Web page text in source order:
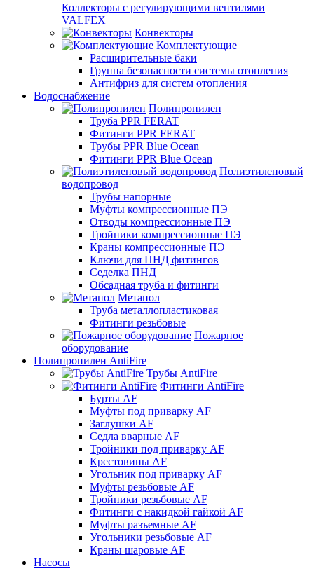
Коллекторы с регулирующими вентилями
VALFEX
Конвекторы
Комплектующие
Расширительные баки
Группа безопасности системы отопления
Антифриз для систем отопления
Водоснабжение
Полипропилен
Труба PPR FERAT
Фитинги PPR FERAT
Трубы PPR Blue Ocean
Фитинги PPR Blue Ocean
Полиэтиленовый
водопровод
Трубы напорные
Муфты компрессионные ПЭ
Отводы компрессионные ПЭ
Тройники компрессионные ПЭ
Краны компрессионные ПЭ
Ключи для ПНД фитингов
Седелка ПНД
Обсадная труба и фитинги
Метапол
Труба металлопластиковая
Фитинги резьбовые
Пожарное
оборудование
Полипропилен AntiFire
Трубы AntiFire
Фитинги AntiFire
Бурты AF
Муфты под приварку AF
Заглушки AF
Седла вварные AF
Тройники под приварку AF
Крестовины AF
Угольник под приварку AF
Муфты резьбовые AF
Тройники резьбовые AF
Фитинги с накидкой гайкой AF
Муфты разъемные AF
Угольники резьбовые AF
Краны шаровые AF
Насосы